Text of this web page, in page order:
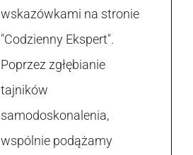
wskazówkami na stronie
"Codzienny Ekspert".
Poprzez zgłębianie
tajników
samodoskonalenia,
wspólnie podążamy